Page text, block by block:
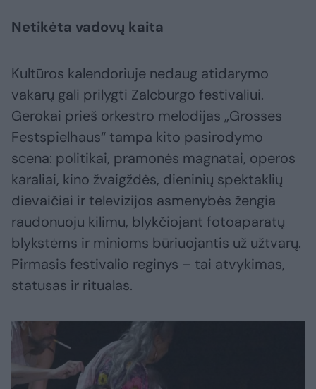
Netikėta vadovų kaita
Kultūros kalendoriuje nedaug atidarymo
vakarų gali prilygti Zalcburgo festivaliui.
Gerokai prieš orkestro melodijas „Grosses
Festspielhaus“ tampa kito pasirodymo
scena: politikai, pramonės magnatai, operos
karaliai, kino žvaigždės, dieninių spektaklių
dievaičiai ir televizijos asmenybės žengia
raudonuoju kilimu, blykčiojant fotoaparatų
blykstėms ir minioms būriuojantis už užtvarų.
Pirmasis festivalio reginys – tai atvykimas,
statusas ir ritualas.